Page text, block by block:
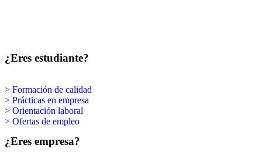
¿Eres estudiante?
> Formación de calidad
> Prácticas en empresa
> Orientación laboral
> Ofertas de empleo
¿Eres empresa?